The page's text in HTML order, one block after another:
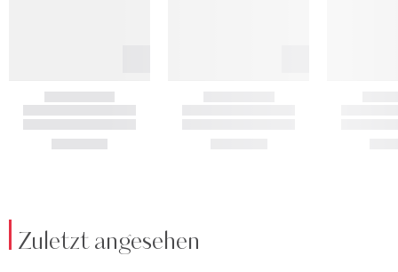
Zuletzt angesehen